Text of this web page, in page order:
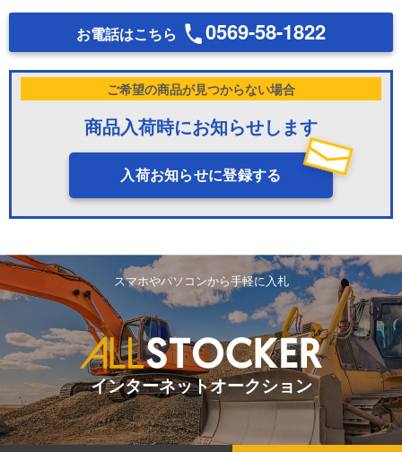
お電話はこちら 0569-58-1822
ご希望の商品が見つからない場合
商品入荷時にお知らせします
入荷お知らせに登録する
スマホやパソコンから手軽に入札
インターネットオークション